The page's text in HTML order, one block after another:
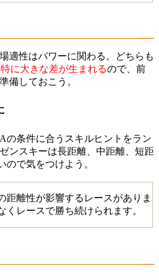
適性はパワーに関わる。どちらも
に大きな差が生まれるので、前
備しておこう。
の条件に合うスキルヒントをラン
ンスキーは長距離、中距離、短距
で気をつけよう。
距離性が影響するレースがありま
くレースで勝ち続けられます。